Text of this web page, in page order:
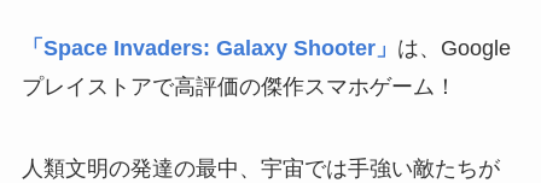
「Space Invaders: Galaxy Shooter」 は、Google
プレイストアで高評価の傑作スマホゲーム！
人類文明の発達の最中、宇宙では手強い敵たちが